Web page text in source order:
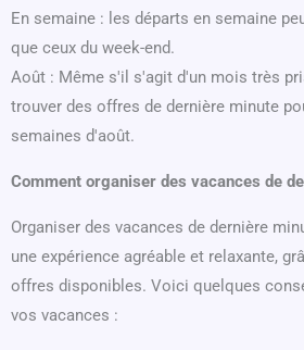
En semaine : les départs en semaine
que ceux du week-end.
Août : Même s'il s'agit d'un mois très
trouver des offres de dernière minute
semaines d'août.
Comment organiser des vacances de
Organiser des vacances de dernière
une expérience agréable et relaxante,
offres disponibles. Voici quelques
vos vacances :